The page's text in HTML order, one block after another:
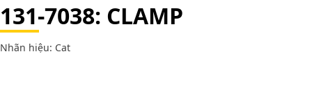
131-7038: CLAMP
Nhãn hiệu: Cat